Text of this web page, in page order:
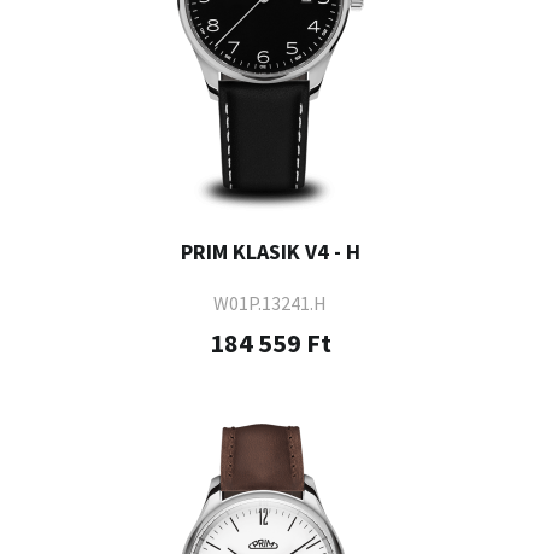
PRIM KLASIK V4 - H
W01P.13241.H
184 559 Ft